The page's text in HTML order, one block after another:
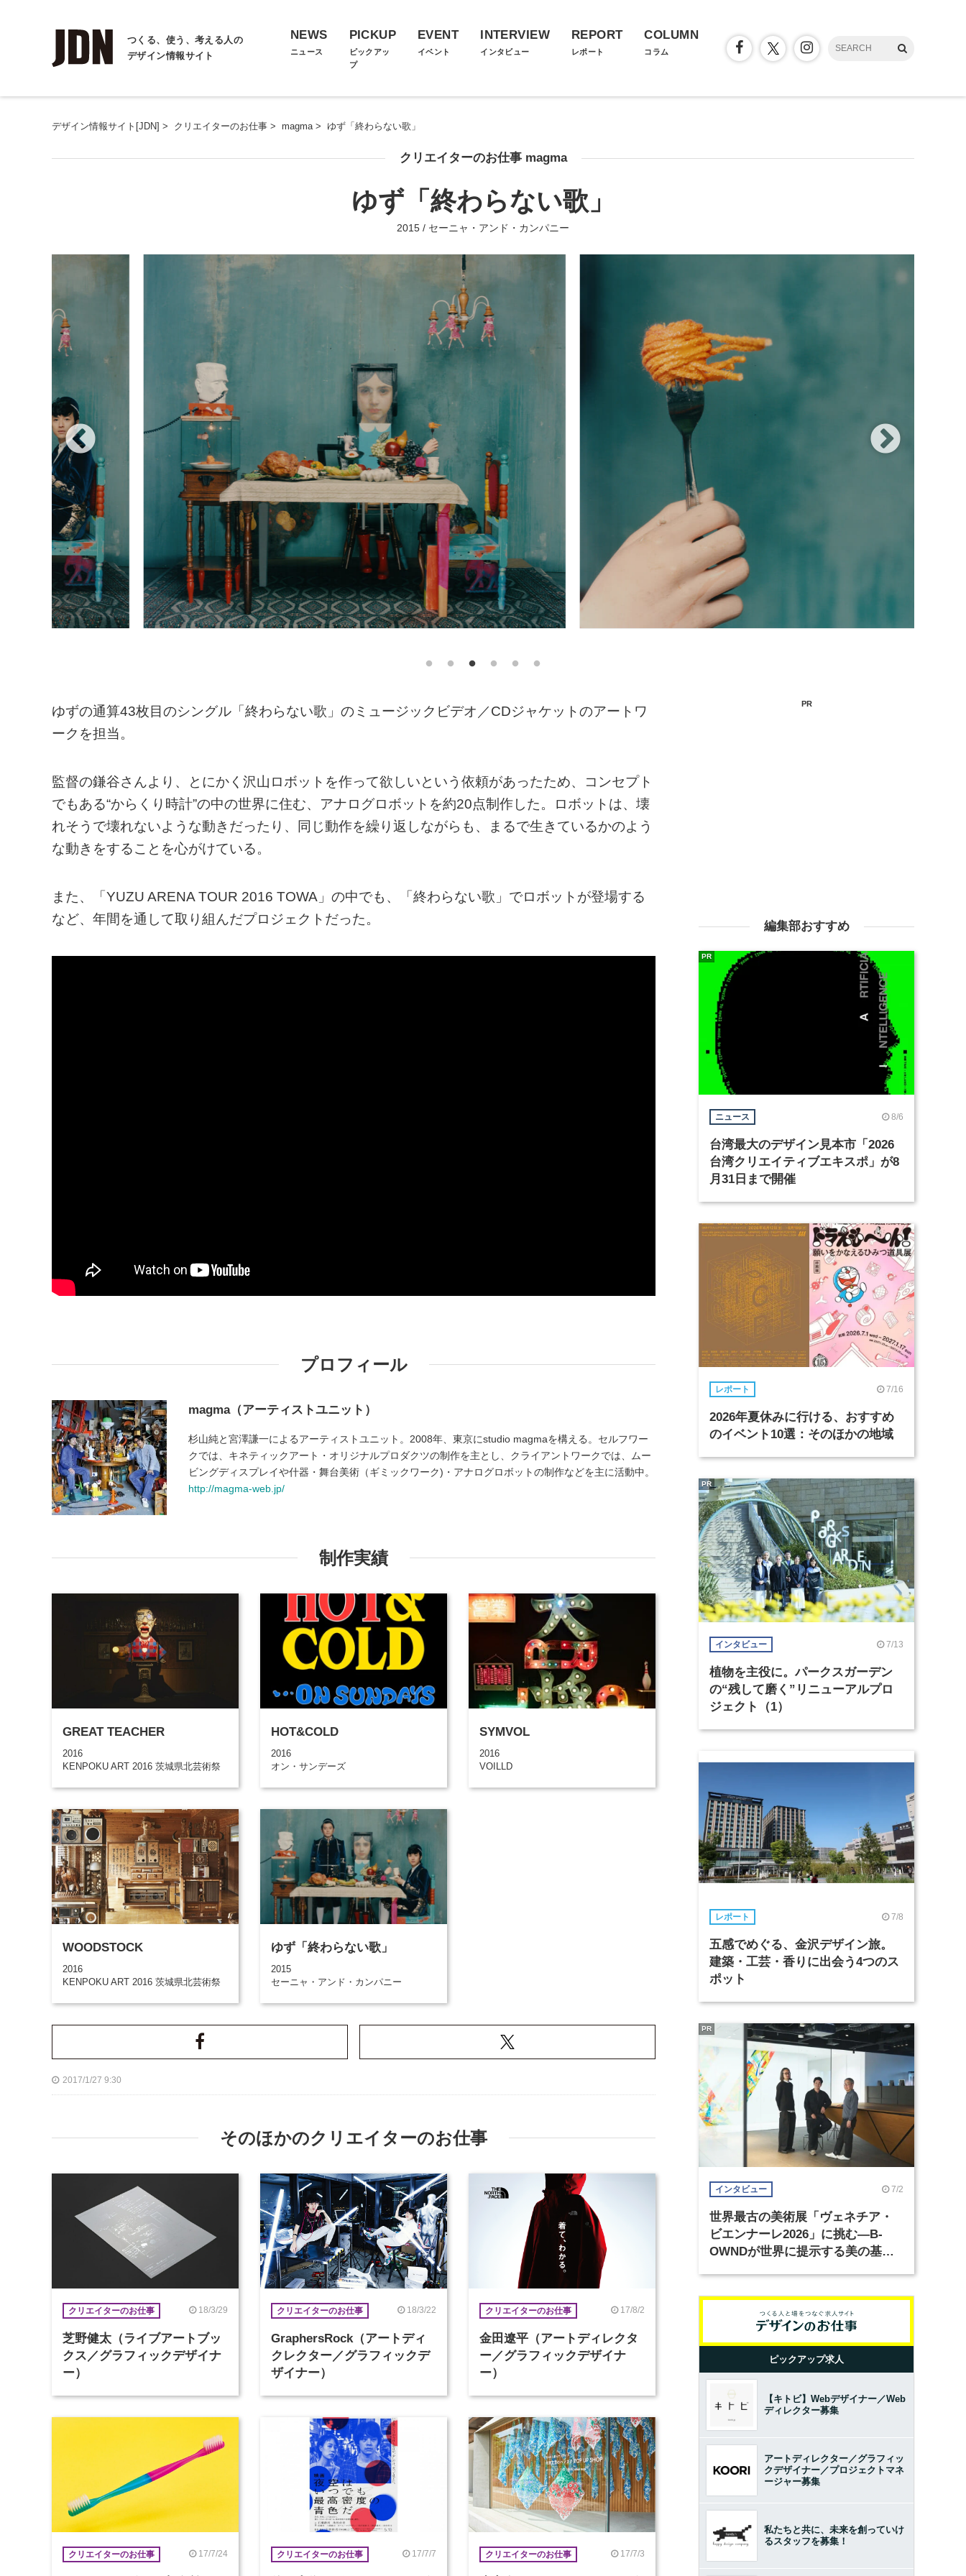
つくる、使う、考える人の
デザイン情報サイト
NEWS
ニュース
PICKUP
ピックアッ
プ
EVENT
イベント
INTERVIEW
インタビュー
REPORT
レポート
COLUMN
コラム
デザイン情報サイト[JDN] > クリエイターのお仕事 > magma> ゆず「終わらない歌」
クリエイターのお仕事 magma
ゆず「終わらない歌」
2015 / セーニャ・アンド・カンパニー
ゆずの通算43枚目のシングル「終わらない歌」のミュージックビデオ／CDジャケットのアートワ
ークを担当。
監督の鎌谷さんより、とにかく沢山ロボットを作って欲しいという依頼があったため、コンセプト
でもある“からくり時計”の中の世界に住む、アナログロボットを約20点制作した。ロボットは、壊
れそうで壊れないような動きだったり、同じ動作を繰り返しながらも、まるで生きているかのよう
な動きをすることを心がけている。
また、「YUZU ARENA TOUR 2016 TOWA」の中でも、「終わらない歌」でロボットが登場する
など、年間を通して取り組んだプロジェクトだった。
プロフィール
magma（アーティストユニット）
杉山純と宮澤謙一によるアーティストユニット。2008年、東京にstudio magmaを構える。セルフワー
クでは、キネティックアート・オリジナルプロダクツの制作を主とし、クライアントワークでは、ムー
ビングディスプレイや什器・舞台美術（ギミックワーク)・アナログロボットの制作などを主に活動中。
http://magma-web.jp/
制作実績
GREAT TEACHER
2016
KENPOKU ART 2016 茨城県北芸術祭
HOT&COLD
2016
オン・サンデーズ
SYMVOL
2016
VOILLD
WOODSTOCK
2016
KENPOKU ART 2016 茨城県北芸術祭
ゆず「終わらない歌」
2015
セーニャ・アンド・カンパニー
2017/1/27 9:30
そのほかのクリエイターのお仕事
クリエイターのお仕事 18/3/29
芝野健太（ライブアートブッ
クス／グラフィックデザイナ
ー）
クリエイターのお仕事 18/3/22
GraphersRock（アートディ
クレクター／グラフィックデ
ザイナー）
クリエイターのお仕事 17/8/2
金田遼平（アートディレクタ
ー／グラフィックデザイナ
ー）
クリエイターのお仕事 17/7/24 クリエイターのお仕事 17/7/7 クリエイターのお仕事 17/7/3
PR
編集部おすすめ
ニュース 8/6
台湾最大のデザイン見本市「2026
台湾クリエイティブエキスポ」が8
月31日まで開催
PR
レポート 7/16
2026年夏休みに行ける、おすすめ
のイベント10選：そのほかの地域
インタビュー 7/13
植物を主役に。パークスガーデン
の“残して磨く”リニューアルプロ
ジェクト（1）
PR
レポート 7/8
五感でめぐる、金沢デザイン旅。
建築・工芸・香りに出会う4つのス
ポット
インタビュー 7/2
世界最古の美術展「ヴェネチア・
ビエンナーレ2026」に挑む―B-
OWNDが世界に提示する美の基準
PR
ピックアップ求人
【キトビ】Webデザイナー／Web
ディレクター募集
アートディレクター／グラフィッ
クデザイナー／プロジェクトマネ
ージャー募集
私たちと共に、未来を創っていけ
るスタッフを募集！